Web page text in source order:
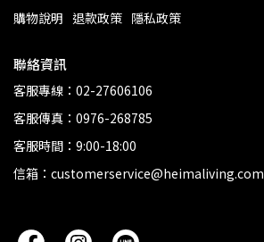
購物說明 退款政策 隱私政策
聯絡資訊
客服專線：02-27606106
客服傳真：0976-268785
客服時間：9:00-18:00
信箱：customerservice@heimaliving.com